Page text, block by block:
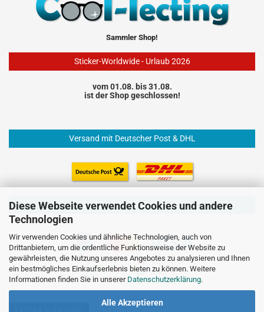
Diese Webseite verwendet Cookies und andere
Technologien
Wir verwenden Cookies und ähnliche Technologien, auch von
Drittanbietern, um die ordentliche Funktionsweise der Website zu
gewährleisten, die Nutzung unseres Angebotes zu analysieren und Ihnen
ein bestmögliches Einkaufserlebnis bieten zu können. Weitere
Informationen finden Sie in unserer Datenschutzerklärung.
Alle Akzeptieren
Sammler Shop!
Sticker-Worldwide - Urlaub 2026
vom 01.08. bis 31.08.
ist der Shop geschlossen!
Versand mit Deutscher Post & DHL
Einfach und sicher Bezahlen